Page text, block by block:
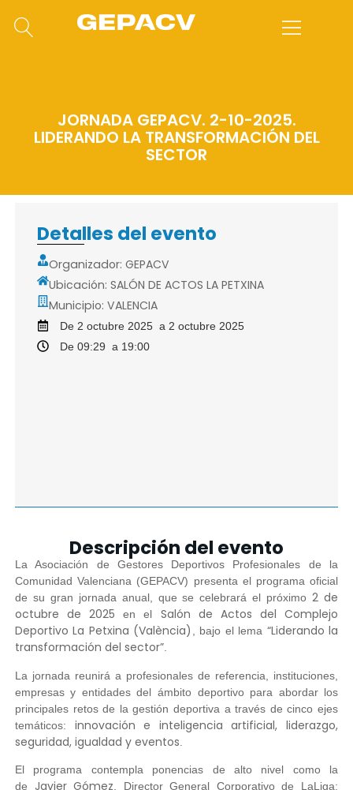
JORNADA GEPACV. 2-10-2025.
LIDERANDO LA TRANSFORMACIÓN DEL
SECTOR
Detalles del evento
Organizador: GEPACV
Ubicación: SALÓN DE ACTOS LA PETXINA
Municipio: VALENCIA
De 2 octubre 2025a 2 octubre 2025
De 09:29 a 19:00
Descripción del evento
La Asociación de Gestores Deportivos Profesionales de la
Comunidad Valenciana (GEPACV) presenta el programa oficial
de su gran jornada anual, que se celebrará el próximo2 de
octubre de 2025 en el Salón de Actos del Complejo
Deportivo La Petxina (València) , bajo el lema “Liderando la
transformación del sector”.
La jornada reunirá a profesionales de referencia, instituciones,
empresas y entidades del ámbito deportivo para abordar los
principales retos de la gestión deportiva a través de cinco ejes
temáticos: innovación e inteligencia artificial, liderazgo,
seguridad, igualdad y eventos
El programa contempla ponencias de alto nivel como la
de Javier Gómez, Director General Corporativo de LaLiga;